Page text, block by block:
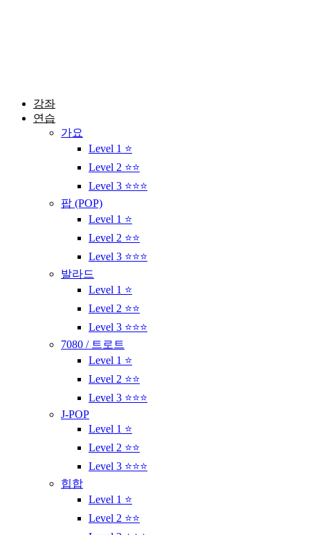
강좌
연습
가요
Level 1 ⭐
Level 2 ⭐⭐
Level 3 ⭐⭐⭐
팝 (POP)
Level 1 ⭐
Level 2 ⭐⭐
Level 3 ⭐⭐⭐
발라드
Level 1 ⭐
Level 2 ⭐⭐
Level 3 ⭐⭐⭐
7080 / 트로트
Level 1 ⭐
Level 2 ⭐⭐
Level 3 ⭐⭐⭐
J-POP
Level 1 ⭐
Level 2 ⭐⭐
Level 3 ⭐⭐⭐
힙합
Level 1 ⭐
Level 2 ⭐⭐